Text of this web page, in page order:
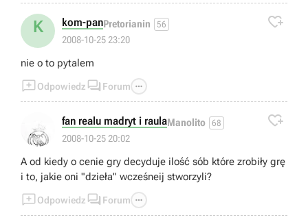
K kom-panPretorianin 56
2008-10-25 23:20

nie o to pytalem
Odpowiedz  Forum 
fan realu madryt i raulaManolito 68
2008-10-25 20:02

A od kiedy o cenie gry decyduje ilość sób które zrobiły grę
i to, jakie oni "dzieła" wcześneij stworzyli?
Odpowiedz  Forum 